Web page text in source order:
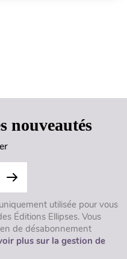
nouveautés
utilisée pour vous
Éditions Ellipses. Vous
de désabonnement
plus sur la gestion de